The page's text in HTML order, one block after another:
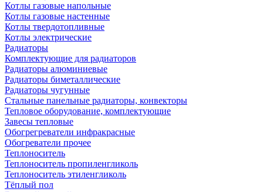
Котлы газовые напольные
Котлы газовые настенные
Котлы твердотопливные
Котлы электрические
Радиаторы
Комплектующие для радиаторов
Радиаторы алюминиевые
Радиаторы биметаллические
Радиаторы чугунные
Стальные панельные радиаторы, конвекторы
Тепловое оборудование, комплектующие
Завесы тепловые
Обогрегреватели инфракрасные
Обогреватели прочее
Теплоноситель
Теплоноситель пропиленгликоль
Теплоноситель этиленгликоль
Тёплый пол